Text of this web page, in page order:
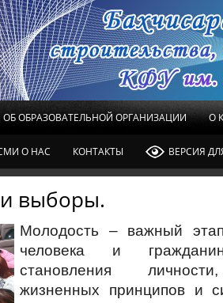
ОБ ОБРАЗОВАТЕЛЬНОЙ ОРГАНИЗАЦИИ О
О НАС КОНТАКТЫ ВЕРСИЯ
выборы.
Молодость – важный
человека и
становления
жизненных принципов и